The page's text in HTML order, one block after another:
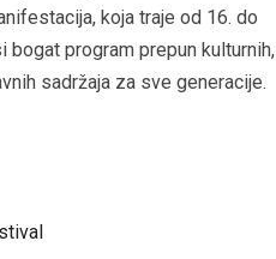
koja traje od 16. do
bogat program prepun kulturnih,
sadržaja za sve generacije.